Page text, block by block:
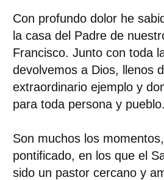
Con profundo dolor he
la casa del Padre de
Francisco. Junto con toda
devolvemos a Dios, llenos
extraordinario ejemplo y
para toda persona y pueblo.
Son muchos los
pontificado, en los que el
sido un pastor cercano y